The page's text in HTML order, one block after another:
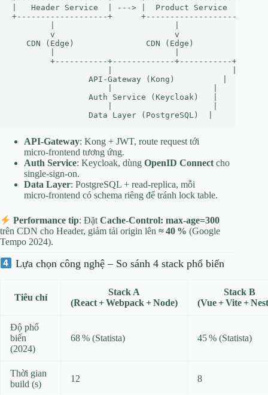
|   Header Service  | ---> |  Product Service  | --->
+-------------------+      +-------------------+
v                         v
CDN (Edge)               CDN (Edge)
+-----------+-------------+-----------
                API‑Gateway (Kong)          |
                Auth Service (Keycloak)   |
API‑Gateway: Kong + JWT, route request tới
micro‑frontend tương ứng.
Auth Service: Keycloak, dùng OpenID Connect cho
single‑sign‑on.
Data Layer: PostgreSQL + read‑replica, mỗi
micro‑frontend có schema riêng để tránh lock table.
Performance tip: ĐặtCache‑Control: max‑age=300
trên CDN cho Header, giảm tải origin lên ≈ 40 % (Google
Tempo 2024).
Lựa chọn công nghệ – So sánh 4 stack phổ biến
Tiêu chí
Stack A
(React + Webpack + Node)
Stack B
(Vue + Vite +
Độ phổ
biến
(2024)
68 % (Statista) 45 % (Statista)
Thời gian
build (s)
12 8